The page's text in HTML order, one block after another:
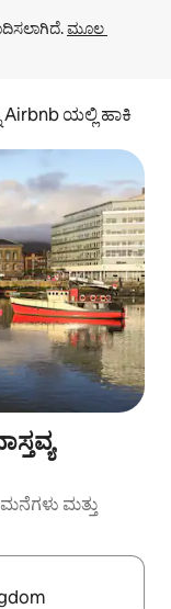
ಮೂಲ
Airbnb ಯಲ್ಲಿ ಹಾಕಿ
ಮನೆಗಳು ಮತ್ತು
ಕೀಲಿಗಳೊಂದಿಗೆ